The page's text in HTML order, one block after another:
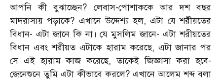
আপনি কী বুঝাচ্ছেন? লেবাস-পোশাককে আর দশ বছর
মাদরাসায় পড়াকে? এখানে উদ্দেশ্য হল, এটা যে শরীয়তের
বিধান- এটা জানে কি না। যে মুসলিম জানে- এটা শরীয়তের
বিধান এবং শরীয়ত এটাকে হারাম করেছে, এটা জানার পর
সে এই হারাম কাজ করেছে, তাকেই জিজ্ঞাসা করা হবে-
জেনেশুনে তুমি এটা কীভাবে করলে? এখানে আলেম শব্দ বলা